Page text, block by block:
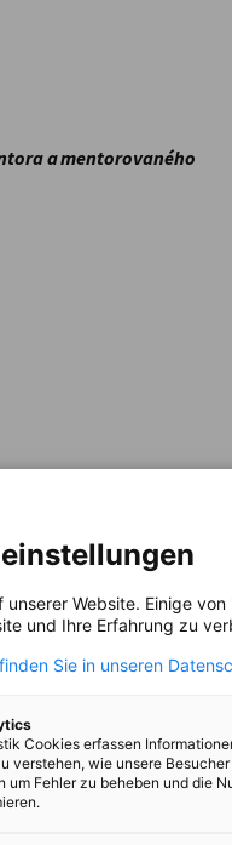
a mentorovaného
bez DPH.
Website. Einige
und Ihre Erfahrung zu
Sie in unseren
Cookies erfassen
verstehen, wie unsere
um Fehler zu beheben und die